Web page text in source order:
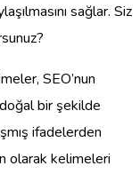
sağlar. Siz
SEO’nun
bir şekilde
ifadelerden
olarak kelimeleri